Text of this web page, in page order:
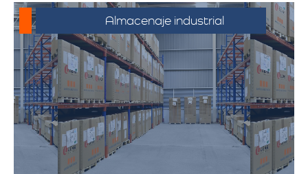
Almacenaje industrial
Espacios diseñados para productos y
mercancías industriales, incluyendo
productos químicos y telas. Ofrecemos
soluciones adaptadas a los requisitos
específicos de almacenamiento
industrial, garantizando seguridad y
accesibilidad.